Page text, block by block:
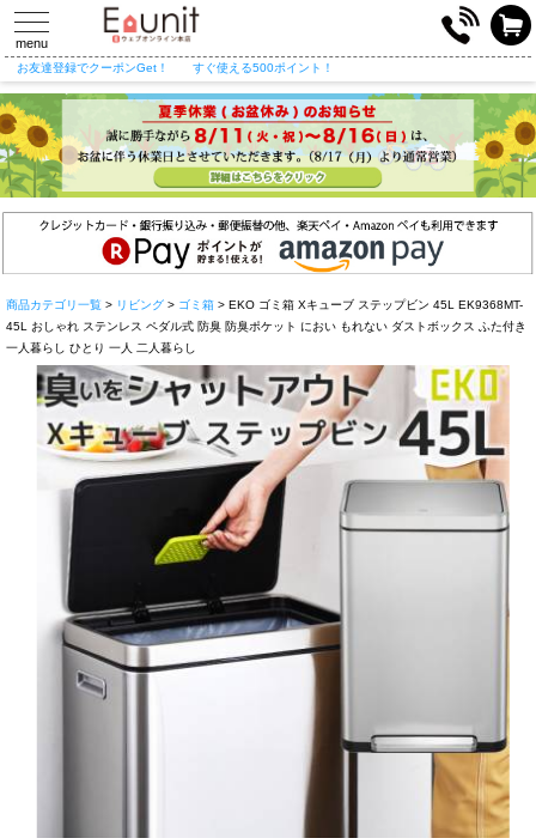
toggle
navigation
menu
お友達登録でクーポンGet！ すぐ使える500ポイント！
商品カテゴリ一覧 > リビング > ゴミ箱 > EKO ゴミ箱 Xキューブ ステップビン 45L EK9368MT-
45L おしゃれ ステンレス ペダル式 防臭 防臭ポケット におい もれない ダストボックス ふた付き
一人暮らし ひとり 一人 二人暮らし